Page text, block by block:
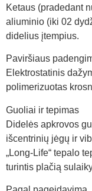
Ketaus (pradedant
aliuminio (iki 02
didelius įtempius.
Paviršiaus
Elektrostatinis
polimerizuotas
Guoliai ir tepimas
Didelės apkrovos
išcentrinių jėgų ir
„Long-Life“ tepalo
turintis plačią